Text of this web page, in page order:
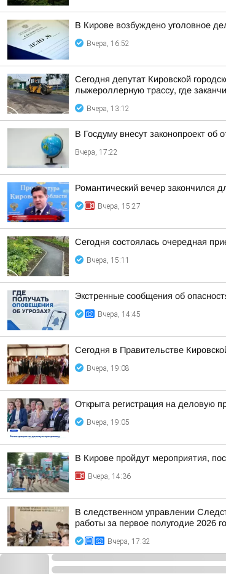
В Кирове возбуждено уголовное
Вчера, 16:52
Сегодня депутат Кировской
лыжероллерную трассу, где
Вчера, 13:12
В Госдуму внесут законопроект об
Вчера, 17:22
Романтический вечер закончился
Вчера, 15:27
Сегодня состоялась очередная
Вчера, 15:11
Экстренные сообщения об
Вчера, 14:45
Сегодня в Правительстве
Вчера, 19:08
Открыта регистрация на деловую
Вчера, 19:05
В Кирове пройдут мероприятия,
Вчера, 14:36
В следственном управлении
работы за первое полугодие 2026
Вчера, 17:32